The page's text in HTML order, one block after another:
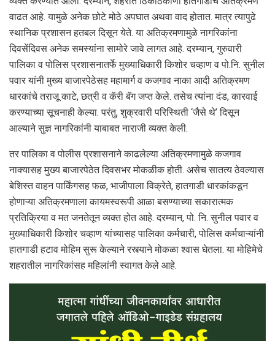
वाढत आहे. यामुळे अनेक छोटे मोठे अपघात अथवा वाद होतात. मात्र त्यापुढे
स्थानिक प्रशासन हतबल दिसून येते. या अतिक्रमणामुळे नागरिकांना
दिवसेंदिवस अनेक समस्यांना सामोरे जावे लागत आहे. दरम्यान, गुरुवारी
पालिका व पोलिस प्रशासनातर्फे मुख्याधिकारी किशोर चव्हाण व पो.नि. सुनील
पवार यांनी मुख्य बाजारपेठेसह महामार्ग व कजगाव नाका आदी अतिक्रमण
धारकांचे तराजू काटे, छत्री व कॅरी बॅग जप्त केले. तसेच त्यांना दंड, कारवाई
करण्याच्या सूचनाही केल्या. परंतु, शुक्रवारी परिस्थिती ‘जैसे थे’ दिसून
आल्याने सुज्ञ नागरिकांनी याबाबत नाराजी व्यक्त केली.
तर पालिका व पोलीस प्रशासनाने काढलेल्या अतिक्रमणामुळे कजगाव
नाक्यासह मुख्य बाजारपेठेत दिवसभर मोकळीक होती. असेच सातत्य ठेवल्यास
बेशिस्त वाहन पार्किंगसह फळ, भाजीपाला विक्रेते, हातगाडी धारकांकडून
होणाऱ्या अतिक्रमणाला कायमस्वरूपी आळा बसण्याच्या सकारात्मक
प्रतिक्रिया व मत जनतेतून व्यक्त होत आहे. दरम्यान, पो. नि. सुनील पवार व
मुख्याधिकारी किशोर चव्हाण यांच्यासह पालिका कर्मचारी, पोलिस कर्मचाऱ्यांनी
हातगाडी हटाव मोहिम सुरू केल्याने रस्त्याने मोकळा श्वास घेतला. या मोहिमेचे
शहरातील नागरिकांसह महिलांनी स्वागत केले आहे.